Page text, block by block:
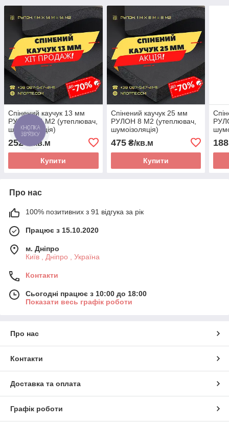
Спінений каучук 13 мм
РУЛОН 14 М2 (утеплювач,
шумоізоляція)
252₴/кв.м
Купити
Спінений каучук 25 мм
РУЛОН 8 М2 (утеплювач,
шумоізоляція)
475₴/кв.м
Купити
188
Про нас
100% позитивних з 91 відгука за рік
Працює з 15.10.2020
м. Дніпро
Київ , Дніпро , Україна
Контакти
Сьогодні працює з 10:00 до 18:00
Показати весь графік роботи
Про нас
Контакти
Доставка та оплата
Графік роботи